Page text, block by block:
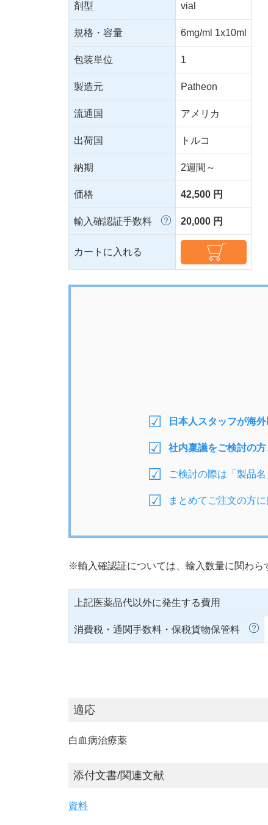
剤型 vial
規格・容量 6mg/ml 1x10ml
包装単位 1
製造元 Patheon
流通国 アメリカ
出荷国 トルコ
納期 2週間～
価格 42,500 円
輸入確認証手数料 20,000 円
カートに入れる
日本人スタッフが海
社内稟議をご検討の方
ご検討の際は「製品
まとめてご注文の方
※輸入確認証については、輸入数量に関わら
上記医薬品代以外に発生する費用
消費税・通関手数料・保税貨物保管料
適応
白血病治療薬
添付文書/関連文献
資料